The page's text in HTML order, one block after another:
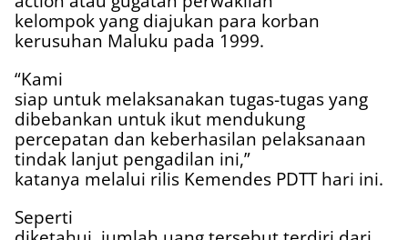
kelompok yang diajukan para korban
kerusuhan Maluku pada 1999.
“Kami
siap untuk melaksanakan tugas-tugas yang
dibebankan untuk ikut mendukung
percepatan dan keberhasilan pelaksanaan
tindak lanjut pengadilan ini,”
katanya melalui rilis Kemendes PDTT hari ini.
Seperti